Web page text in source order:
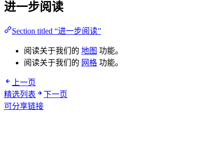
进一步阅读
Section titled “进一步阅读”
阅读关于我们的 地图 功能。
阅读关于我们的 网格 功能。
上一页
精选列表
下一页
可分享链接